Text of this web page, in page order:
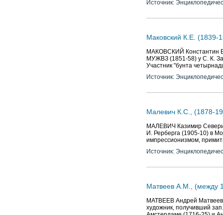
Источник:
Маковский К.Е. (1839-
МАКОВСКИЙ Константин
МУЖВЗ (1851-58) у С. К.
Участник "бунта
Источник:
Малевич К.С., (1878-
МАЛЕВИЧ Казимир
И. Рерберга (1905-10) в
импрессионизмом,
Источник:
Матвеев А.М., (между
МАТВЕЕВ Андрей
художник, получивший